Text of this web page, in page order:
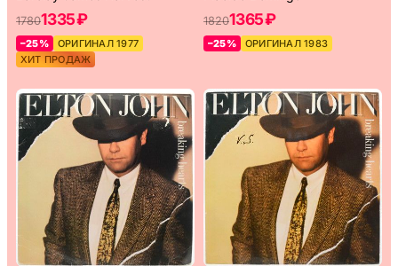
17801335 ₽
–25%
ОРИГИНАЛ 1977
ХИТ ПРОДАЖ
18201365 ₽
–25% ОРИГИНАЛ 1983